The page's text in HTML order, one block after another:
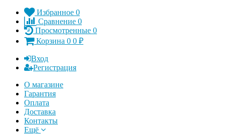
Избранное 0
Сравнение 0
Просмотренные 0
Корзина 0 0 ₽
Вход
Регистрация
О магазине
Гарантия
Оплата
Доставка
Контакты
Ещё